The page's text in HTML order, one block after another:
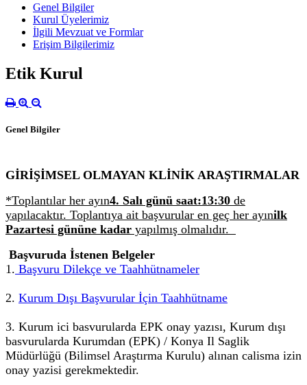
Genel Bilgiler
Kurul Üyelerimiz
İlgili Mevzuat ve Formlar
Erişim Bilgilerimiz
Etik Kurul
Genel Bilgiler
GİRİŞİMSEL OLMAYAN KLİNİK ARAŞTIRMALAR
*Toplantılar her ayın4. Salı günü saat:13:30 de
yapılacaktır. Toplantıya ait başvurular en geç her ayınilk
Pazartesi gününe kadar yapılmış olmalıdır.
Başvuruda İstenen Belgeler
1. Başvuru Dilekçe ve Taahhütnameler
2. Kurum Dışı Başvurular İçin Taahhütname
3. Kurum ici basvurularda EPK onay yazısı, Kurum dışı
basvurularda Kurumdan (EPK) / Konya Il Saglik
Müdürlüğü (Bilimsel Araştırma Kurulu) alınan calisma izin
onay yazisi gerekmektedir.